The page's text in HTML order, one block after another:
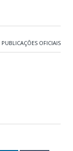
PUBLICAÇÕES OFICIAIS